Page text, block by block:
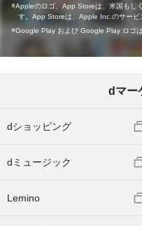
Appleのロゴ、App Storeは、米国もし
す。App Storeは、Apple Inc.のサービ
Google Play および Google Play ロゴ
dマー
dショッピング
dミュージック
Lemino